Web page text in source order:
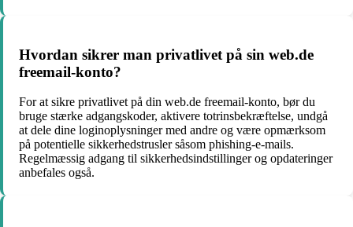
Hvordan sikrer man privatlivet på sin web.de
freemail-konto?
For at sikre privatlivet på din web.de freemail-konto, bør du
bruge stærke adgangskoder, aktivere totrinsbekræftelse, undgå
at dele dine loginoplysninger med andre og være opmærksom
på potentielle sikkerhedstrusler såsom phishing-e-mails.
Regelmæssig adgang til sikkerhedsindstillinger og opdateringer
anbefales også.